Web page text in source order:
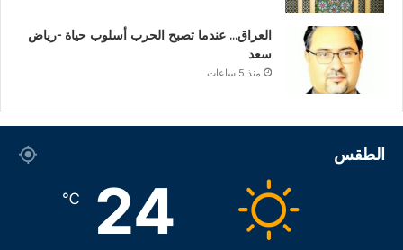
العراق… عندما تصبح الحرب أسلوب حياة -رياض
سعد
منذ 5 ساعات
الطقس
24
℃